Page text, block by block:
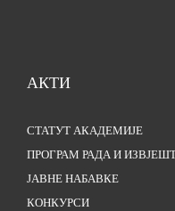
АКТИ
СТАТУТ АКАДЕМИЈЕ
ПРОГРАМ РАДА И
ЈАВНЕ НАБАВКЕ
КОНКУРСИ